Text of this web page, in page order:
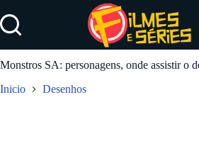
para
o
Monstros SA: personagens, onde assistir o
Inicio Desenhos